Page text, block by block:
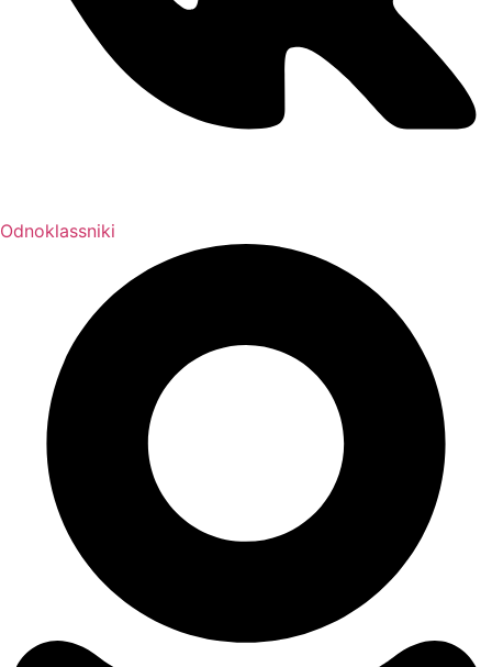
Odnoklassniki